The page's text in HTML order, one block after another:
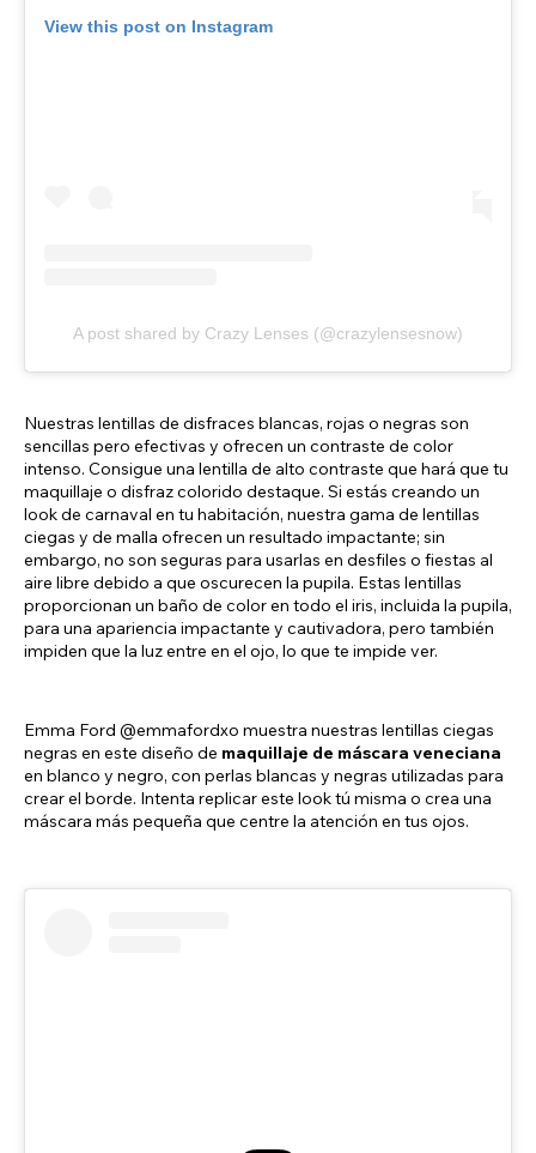
View this post on Instagram
A post shared by Crazy Lenses (@crazylensesnow)
Nuestras lentillas de disfraces blancas, rojas o negras son
sencillas pero efectivas y ofrecen un contraste de color
intenso. Consigue una lentilla de alto contraste que hará que tu
maquillaje o disfraz colorido destaque. Si estás creando un
look de carnaval en tu habitación, nuestra gama de lentillas
ciegas y de malla ofrecen un resultado impactante; sin
embargo, no son seguras para usarlas en desfiles o fiestas al
aire libre debido a que oscurecen la pupila. Estas lentillas
proporcionan un baño de color en todo el iris, incluida la pupila,
para una apariencia impactante y cautivadora, pero también
impiden que la luz entre en el ojo, lo que te impide ver.
Emma Ford @emmafordxo muestra nuestras lentillas ciegas
negras en este diseño de maquillaje de máscara veneciana
en blanco y negro, con perlas blancas y negras utilizadas para
crear el borde. Intenta replicar este look tú misma o crea una
máscara más pequeña que centre la atención en tus ojos.